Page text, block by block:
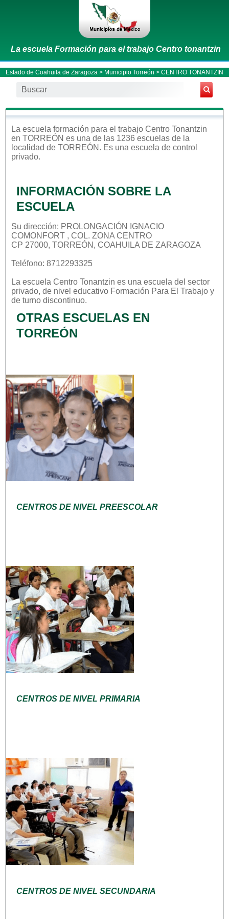
La escuela Formación para el trabajo Centro tonantzin
Estado de Coahuila de Zaragoza > Municipio Torreón > CENTRO TONANTZIN
La escuela formación para el trabajo Centro Tonantzin
en TORREÓN es una de las 1236 escuelas de la
localidad de TORREÓN . Es una escuela de control
privado.
INFORMACIÓN SOBRE LA
ESCUELA
Su dirección: PROLONGACIÓN IGNACIO
COMONFORT , COL. ZONA CENTRO
CP 27000, TORREÓN, COAHUILA DE ZARAGOZA
Teléfono: 8712293325
La escuela Centro Tonantzin es una escuela del sector
privado, de nivel educativo Formación Para El Trabajo y
de turno discontinuo.
OTRAS ESCUELAS EN
TORREÓN
CENTROS DE NIVEL PREESCOLAR
CENTROS DE NIVEL PRIMARIA
CENTROS DE NIVEL SECUNDARIA